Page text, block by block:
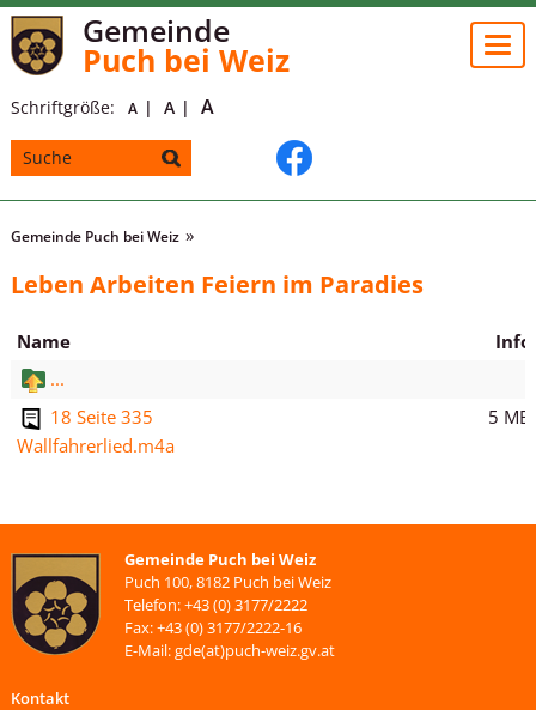
Gemeinde
Puch bei Weiz
Schriftgröße: A A A
Gemeinde Puch bei Weiz
Leben Arbeiten Feiern im Paradies
Name
Info
...
18 Seite 335
Wallfahrerlied.m4a
5 MB
Gemeinde Puch bei Weiz
Puch 100, 8182 Puch bei Weiz
Telefon: +43 (0) 3177/2222
Fax: +43 (0) 3177/2222-16
E-Mail: gde(at)puch-weiz.gv.at
Kontakt